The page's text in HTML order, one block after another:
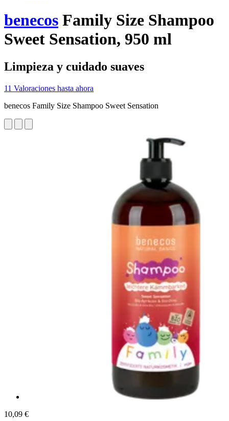
benecos Family Size Shampoo
Sweet Sensation, 950 ml
Limpieza y cuidado suaves
11 Valoraciones hasta ahora
benecos Family Size Shampoo Sweet Sensation
10,09 €